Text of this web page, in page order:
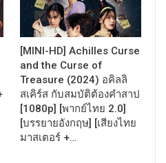
[MINI-HD] Achilles Curse
and the Curse of
Treasure (2024) อคิลลิ
สเคิร์ส กับสมบัติต้องคำสาป
[1080p] [พากย์ไทย 2.0]
[บรรยายอังกฤษ] [เสียงไทย
มาสเตอร์ +…